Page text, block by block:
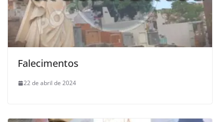
Falecimentos
22 de abril de 2024